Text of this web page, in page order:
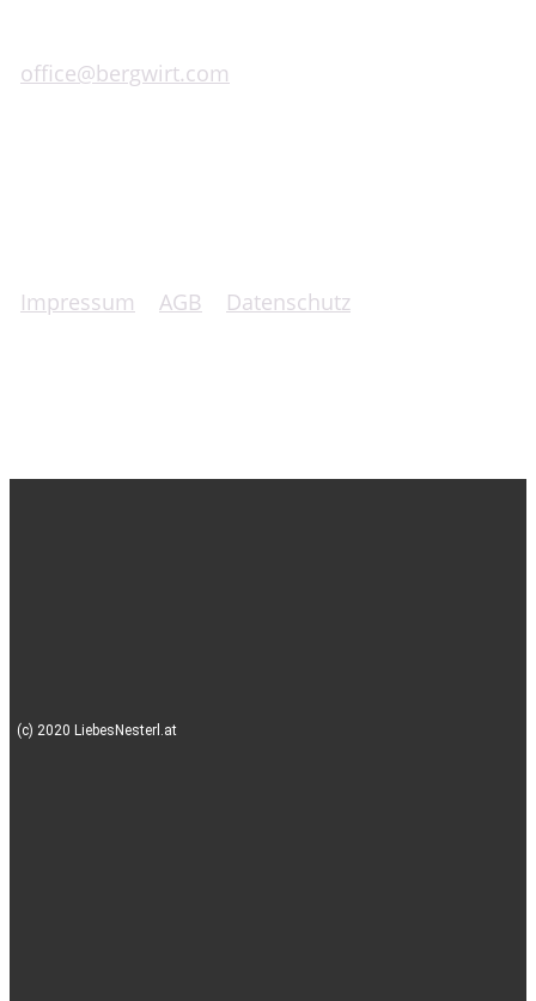
office@bergwirt.com
Impressum AGB Datenschutz
(c) 2020 LiebesNesterl.at